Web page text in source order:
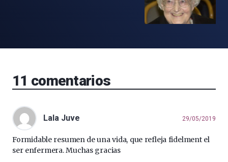
11 comentarios
Lala Juve 29/05/2019
Formidable resumen de una vida, que refleja fidelment el
ser enfermera. Muchas gracias